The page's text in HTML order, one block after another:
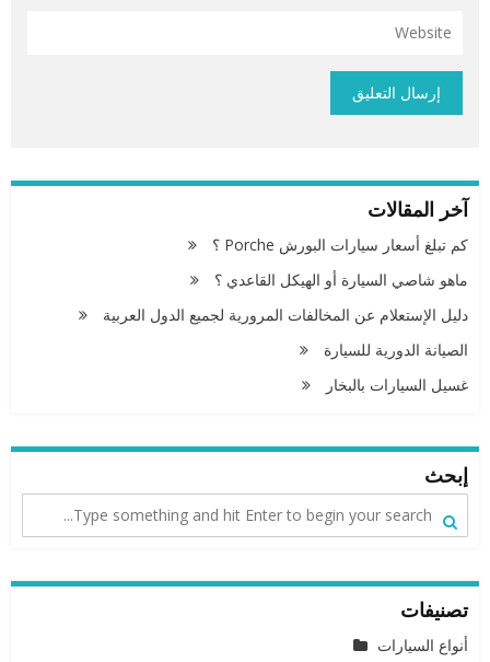
آخر المقالات
كم تبلغ أسعار سيارات البورش Porche ؟
ماهو شاصي السيارة أو الهيكل القاعدي ؟
دليل الإستعلام عن المخالفات المرورية لجميع الدول العربية
الصيانة الدورية للسيارة
غسيل السيارات بالبخار
إبحث
تصنيفات
أنواع السيارات